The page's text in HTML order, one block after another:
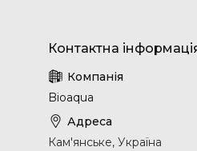
Bioaqua
Кам'янське, Україна